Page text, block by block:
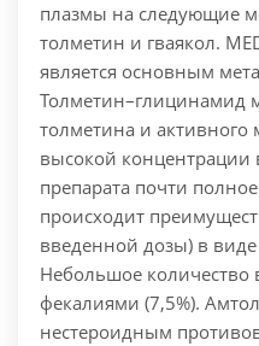
плазмы на следующие
толметин и гваякол.
является основным
Толметин–глицинамид
толметина и активного
высокой концентрации
препарата почти
происходит
введенной дозы) в
Небольшое количество
фекалиями (7,5%).
нестероидным